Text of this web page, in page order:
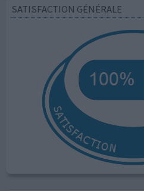
SATISFACTION GÉNÉRALE